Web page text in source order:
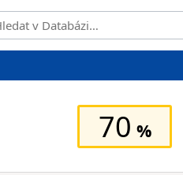
70